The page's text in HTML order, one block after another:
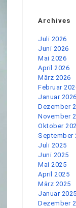
Archives
Juli 2026
Juni 2026
Mai 2026
April 2026
März 2026
Februar
Januar 2026
Dezember
November
Oktober
September
Juli 2025
Juni 2025
Mai 2025
April 2025
März 2025
Januar 2025
Dezember